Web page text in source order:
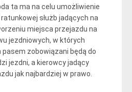
ta ma na celu umożliwienie
służb jadących na
miejsca przejazdu na
jezdniowych, w których
pasem zobowiązani będą do
jezdni, a kierowcy jadący
jak najbardziej w prawo.